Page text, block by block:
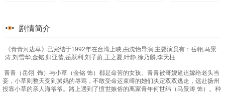
第37集
第41集 第42集
剧情简介
《青青河边草》已完结于1992年在台湾上映,由沈怡导演,主要演员有：岳翎,马景
涛,刘雪华,金铭,归亚蕾,岳跃利,刘子蔚,王之夏,叶静,徐乃麟,李天柱.
青青（岳翎 饰）与小草（金铭 饰）都是命苦的女孩。青青被哥嫂逼迫嫁给老头当
妾，小草则整天受到舅妈的辱骂，不敢受命运束缚的她们决定双双逃走，远赴扬州
投靠小草的亲人海爷爷。路上遇到了愤世嫉俗的离家青年何世纬（马景涛 饰）。种